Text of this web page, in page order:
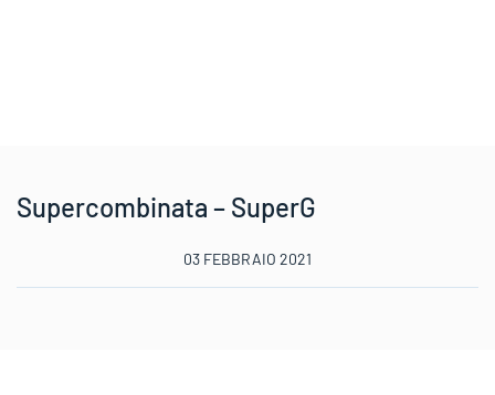
Supercombinata – SuperG
03 FEBBRAIO 2021